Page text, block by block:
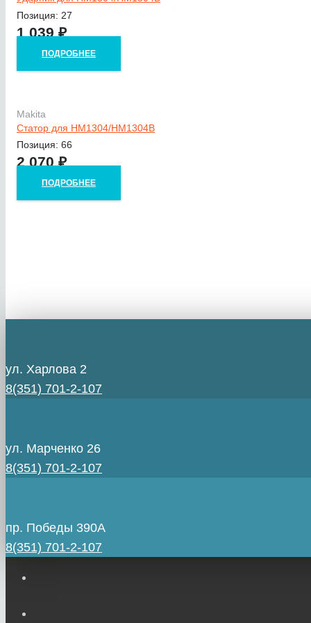
Позиция: 27
1 039₽
ПОДРОБНЕЕ
Makita
Статор для HM1304/HM1304B
Позиция: 66
2 070₽
ПОДРОБНЕЕ
ул. Харлова 2
8(351) 701-2-107
ул. Марченко 26
8(351) 701-2-107
пр. Победы 390А
8(351) 701-2-107